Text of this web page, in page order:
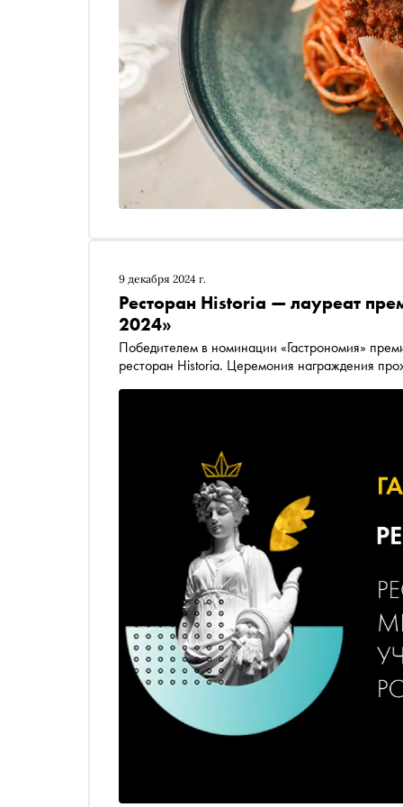
9 декабря 2024 г.
Ресторан Historia — лауреат
2024»
Победителем в номинации «Гастрономия»
ресторан Historia. Церемония награждения